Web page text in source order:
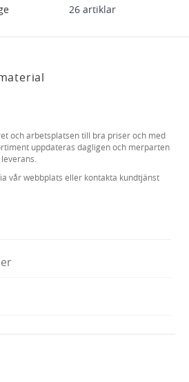
26artiklar
och arbetsplatsen till bra priser och med
uppdateras dagligen och merparten
vår webbplats eller kontakta kundtjänst